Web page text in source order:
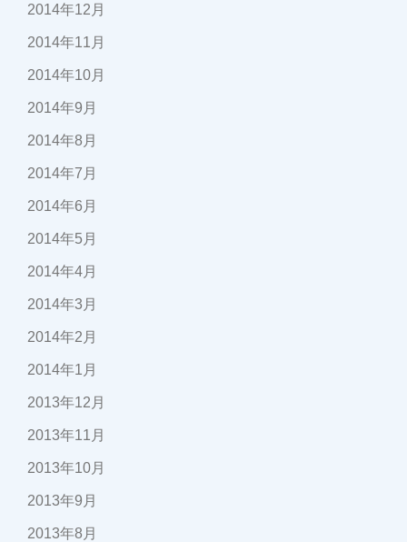
2014年12月
2014年11月
2014年10月
2014年9月
2014年8月
2014年7月
2014年6月
2014年5月
2014年4月
2014年3月
2014年2月
2014年1月
2013年12月
2013年11月
2013年10月
2013年9月
2013年8月